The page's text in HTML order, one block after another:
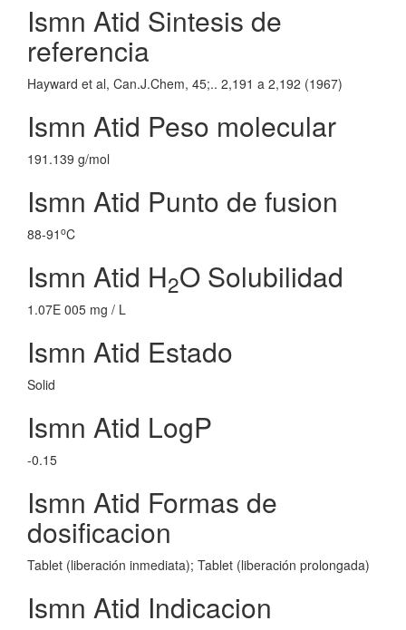
Ismn Atid Sintesis de
referencia
Hayward et al, Can.J.Chem, 45;.. 2,191 a 2,192 (1967)
Ismn Atid Peso molecular
191.139 g/mol
Ismn Atid Punto de fusion
88-91 oC
Ismn Atid H2O Solubilidad
1.07E 005 mg / L
Ismn Atid Estado
Solid
Ismn Atid LogP
-0.15
Ismn Atid Formas de
dosificacion
Tablet (liberación inmediata); Tablet (liberación prolongada)
Ismn Atid Indicacion